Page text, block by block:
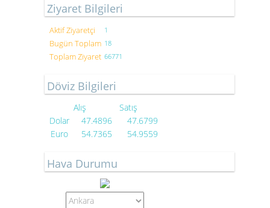
Ziyaret Bilgileri
Aktif Ziyaretçi 1
Bugün Toplam 18
Toplam Ziyaret 66771
Döviz Bilgileri
Alış
Satış
Dolar
47.4896
47.6799
Euro
54.7365 54.9559
Hava Durumu